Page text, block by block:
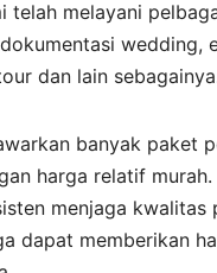
telah melayani
wedding,
dan lain
banyak paket
harga relatif murah.
menjaga kwalitas
dapat memberikan